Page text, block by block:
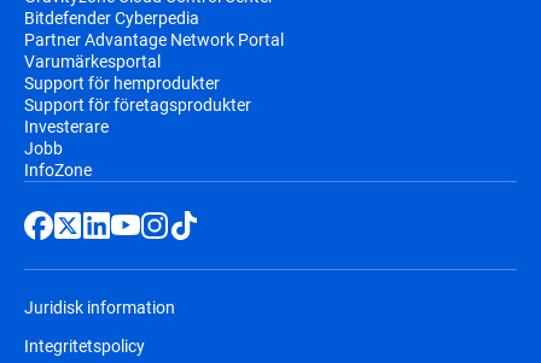
Bitdefender Cyberpedia
Partner Advantage Network Portal
Varumärkesportal
Support för hemprodukter
Support för företagsprodukter
Investerare
Jobb
InfoZone
Juridisk information
Integritetspolicy